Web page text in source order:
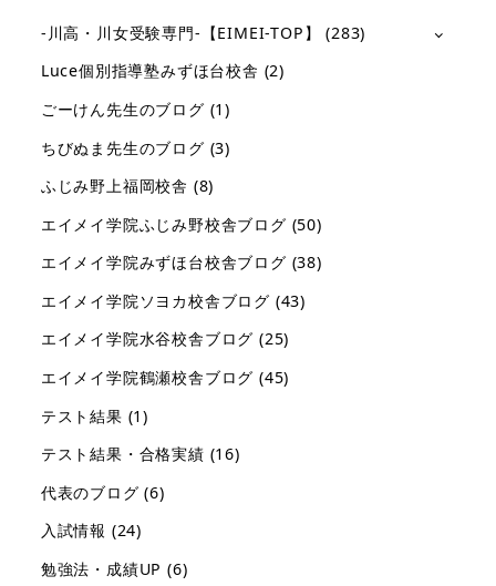
-川高・川女受験専門-【EIMEI-TOP】
(283)
Luce個別指導塾みずほ台校舎 (2)
ごーけん先生のブログ (1)
ちびぬま先生のブログ (3)
ふじみ野上福岡校舎 (8)
エイメイ学院ふじみ野校舎ブログ (50)
エイメイ学院みずほ台校舎ブログ (38)
エイメイ学院ソヨカ校舎ブログ (43)
エイメイ学院水谷校舎ブログ (25)
エイメイ学院鶴瀬校舎ブログ (45)
テスト結果 (1)
テスト結果・合格実績 (16)
代表のブログ (6)
入試情報 (24)
勉強法・成績UP (6)